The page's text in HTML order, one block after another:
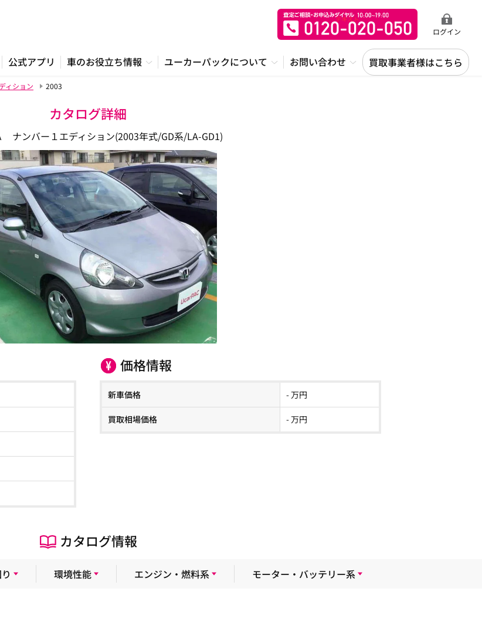
ログイン
公式アプリ 車のお役立ち情報 ユーカーパックについて お問い合わせ 買取事業者様はこちら
ィション 2003
カタログ詳細
ナンバー１エディション(2003年式/GD系/LA-GD1)
価格情報
新車価格 - 万円
買取相場価格 - 万円
カタログ情報
環境性能 エンジン・燃料系 モーター・バッテリー系